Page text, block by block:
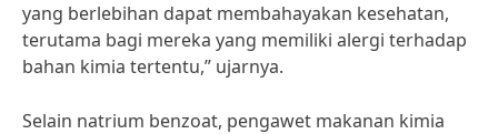
yang berlebihan dapat membahayakan kesehatan,
terutama bagi mereka yang memiliki alergi terhadap
bahan kimia tertentu,” ujarnya.
Selain natrium benzoat, pengawet makanan kimia